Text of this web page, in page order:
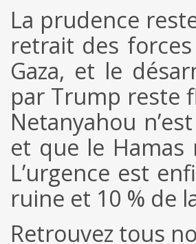
La prudence
retrait des
Gaza, et le
par Trump reste
Netanyahou
et que le Hamas
L’urgence est
ruine et 10 % de
Retrouvez tous